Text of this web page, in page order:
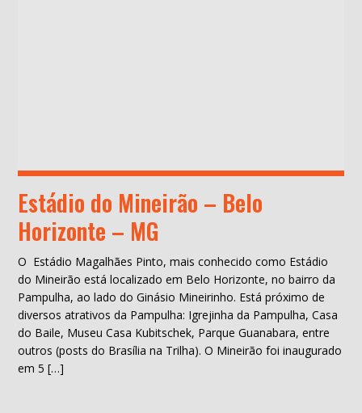
Estádio do Mineirão – Belo
Horizonte – MG
O Estádio Magalhães Pinto, mais conhecido como Estádio
do Mineirão está localizado em Belo Horizonte, no bairro da
Pampulha, ao lado do Ginásio Mineirinho. Está próximo de
diversos atrativos da Pampulha: Igrejinha da Pampulha, Casa
do Baile, Museu Casa Kubitschek, Parque Guanabara, entre
outros (posts do Brasília na Trilha). O Mineirão foi inaugurado
em 5 […]